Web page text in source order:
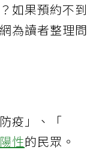
如果預約不到
為讀者整理問
疫」、「
性的民眾。